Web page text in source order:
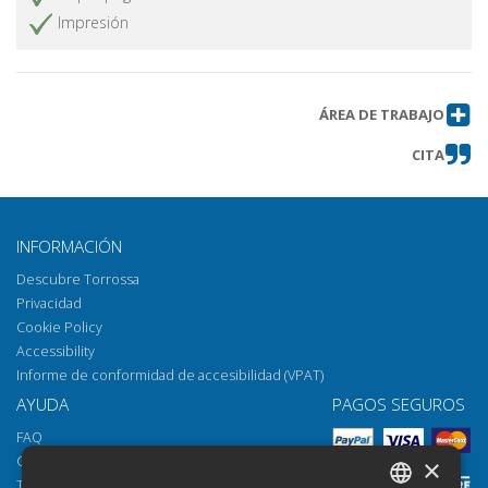
Impresión
ÁREA DE TRABAJO
CITA
INFORMACIÓN
Descubre Torrossa
Privacidad
Cookie Policy
Accessibility
Informe de conformidad de accesibilidad (VPAT)
AYUDA
FAQ
Cómo abrir los archivos
PAGOS SEGUROS
×